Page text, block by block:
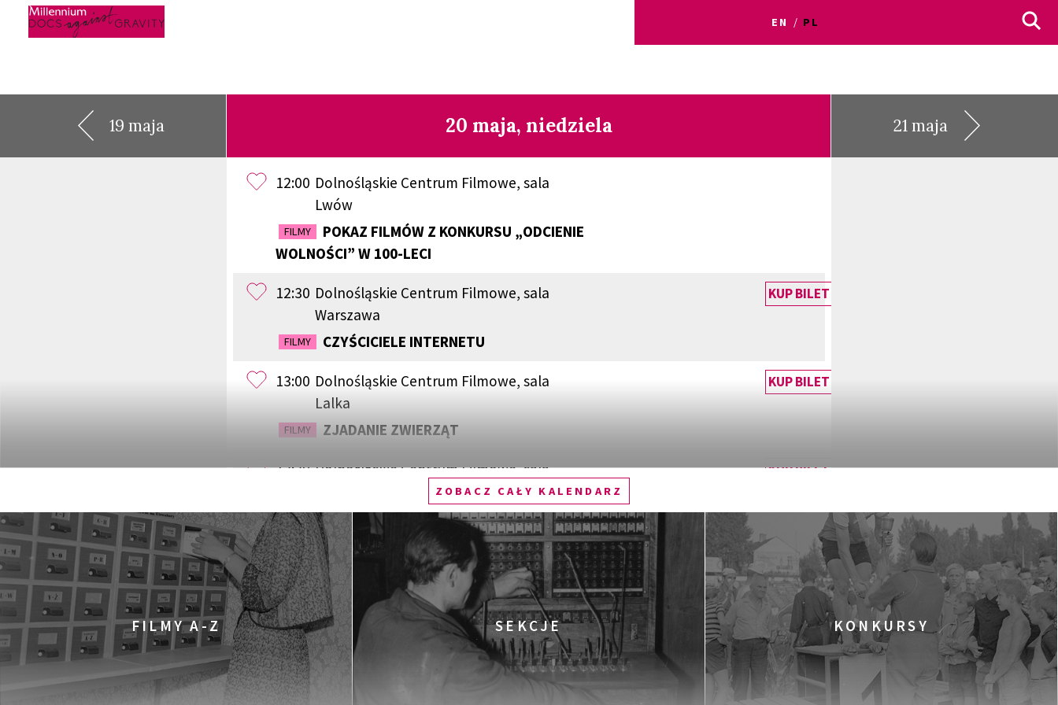
content
EN PL
19 maja 20 maja, niedziela 21 maja
12:00 Dolnośląskie Centrum Filmowe, sala
Lwów
FILMY
POKAZ FILMÓW Z KONKURSU „ODCIENIE
WOLNOŚCI” W 100-LECI
12:30 Dolnośląskie Centrum Filmowe, sala
Warszawa
FILMY CZYŚCICIELE INTERNETU
KUP BILET
13:00 Dolnośląskie Centrum Filmowe, sala
Lalka
FILMY ZJADANIE ZWIERZĄT
KUP BILET
13:30 Dolnośląskie Centrum Filmowe, sala
FILMY ALAIN DUCASSE – KUCHENNE WYZWANIA
KUP BILET
14:15 Dolnośląskie Centrum Filmowe, sala
Warszawa
FILMY WESTWOOD: PUNKÓWA, IKONA, AKTYWISTKA
KUP BILET
15:00 Dolnośląskie Centrum Filmowe, sala
Lalka
FILMY
KUP BILET
ZOBACZ CAŁY KALENDARZ
FILMY A-Z SEKCJE KONKURSY